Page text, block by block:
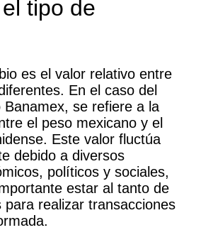
tipo de
es el valor relativo entre
En el caso del
Banamex, se refiere a la
el peso mexicano y el
Este valor fluctúa
debido a diversos
políticos y sociales,
estar al tanto de
para realizar transacciones